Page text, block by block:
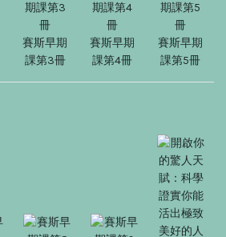
賽斯早期
課第3冊
賽斯早期
課第4冊
賽斯早期
課第5冊